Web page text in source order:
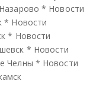
* Новости
* Новости
* Новости
* Новости
Челны * Новости